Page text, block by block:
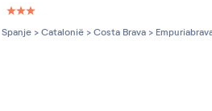
3 étoiles sur 5
Spanje > Catalonië > Costa Brava >